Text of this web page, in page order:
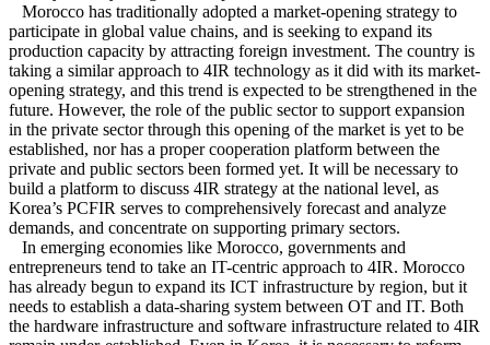
Morocco has traditionally adopted a market-opening strategy to
participate in global value chains, and is seeking to expand its
production capacity by attracting foreign investment. The country is
taking a similar approach to 4IR technology as it did with its market-
opening strategy, and this trend is expected to be strengthened in the
future. However, the role of the public sector to support expansion
in the private sector through this opening of the market is yet to be
established, nor has a proper cooperation platform between the
private and public sectors been formed yet. It will be necessary to
build a platform to discuss 4IR strategy at the national level, as
Korea’s PCFIR serves to comprehensively forecast and analyze
demands, and concentrate on supporting primary sectors.
In emerging economies like Morocco, governments and
entrepreneurs tend to take an IT-centric approach to 4IR. Morocco
has already begun to expand its ICT infrastructure by region, but it
needs to establish a data-sharing system between OT and IT. Both
the hardware infrastructure and software infrastructure related to 4IR